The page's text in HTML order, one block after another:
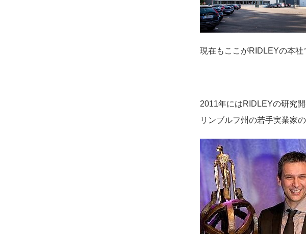
現在もここがRIDLEYの本社
2011年にはRIDLEYの研究
リンブルフ州の若手実業家